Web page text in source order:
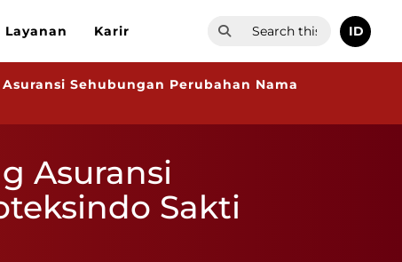
Layanan Karir ID
Sehubungan Perubahan Nama
Asuransi
Sakti